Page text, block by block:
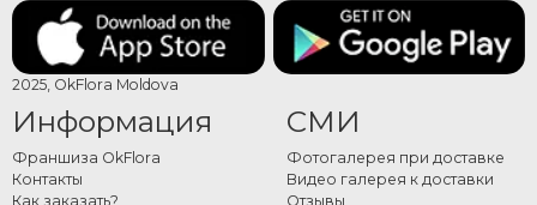
2025, OkFlora Moldova
Информация
Франшиза OkFlora
Контакты
Как заказать?
СМИ
Фотогалерея при доставке
Видео галерея к доставки
Отзывы